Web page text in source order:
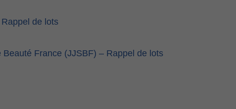
de lots
France (JJSBF) – Rappel de lots